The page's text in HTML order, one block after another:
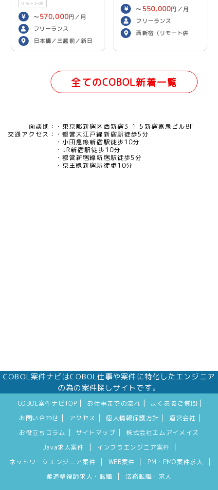
リモートOK
〜 570,000円／月
フリーランス
日本橋／三越前／新日
本橋（リモート併用）
〜 550,000円／月
フリーランス
西新宿（リモート併
全てのCOBOL新着一覧
面談地：
東京都新宿区西新宿3-1-5新宿嘉泉ビル8F
交通アクセス：
都営大江戸線新宿駅徒歩5分
小田急線新宿駅徒歩10分
JR新宿駅徒歩10分
都営新宿線新宿駅徒歩5分
京王線新宿駅徒歩10分
COBOL案件ナビはCOBOL仕事や案件に特化したエンジニア
の為の案件探しサイトです。
COBOL案件ナビTOP お仕事までの流れ よくあるご質問
お問い合わせ アクセス 個人情報保護方針 運営会社
お役立ちコラム サイトマップ
株式会社エムアイメイズ
Java求人案件
インフラエンジニア案件
ネットワークエンジニア案件 WEB案件 PM・PMO案件求人
柔道整復師求人・転職 法務転職・求人